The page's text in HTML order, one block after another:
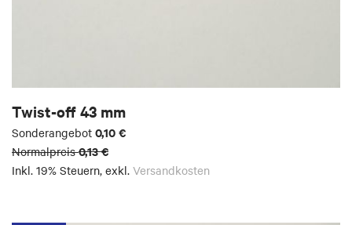
Twist-off 43 mm
Sonderangebot 0,10 €
Normalpreis 0,13 €
Inkl. 19% Steuern, exkl. Versandkosten